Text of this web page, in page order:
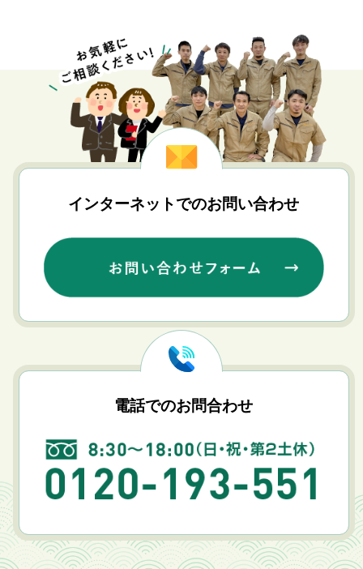
インターネットでのお問い合わせ
電話でのお問合わせ